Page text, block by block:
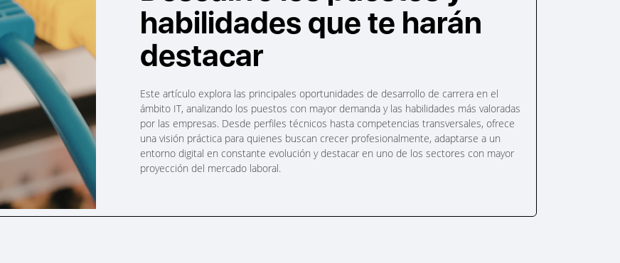
habilidades que te harán
destacar
Este artículo explora las principales oportunidades de desarrollo de carrera en el
ámbito IT, analizando los puestos con mayor demanda y las habilidades más valoradas
por las empresas. Desde perfiles técnicos hasta competencias transversales, ofrece
una visión práctica para quienes buscan crecer profesionalmente, adaptarse a un
entorno digital en constante evolución y destacar en uno de los sectores con mayor
proyección del mercado laboral.